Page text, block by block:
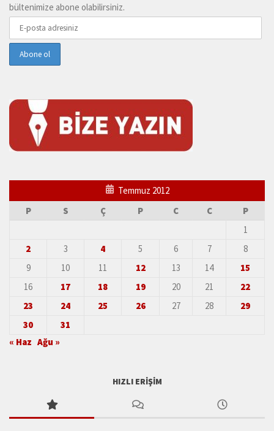
bültenimize abone olabilirsiniz.
Temmuz 2012
P
S Ç P C C
P
1
2
3 4 5 6 7
8
9
10 11 12 13 14
15
16
17 18 19 20 21
22
23
24 25 26 27 28
29
30
31
« Haz Ağu »
HIZLI ERIŞIM